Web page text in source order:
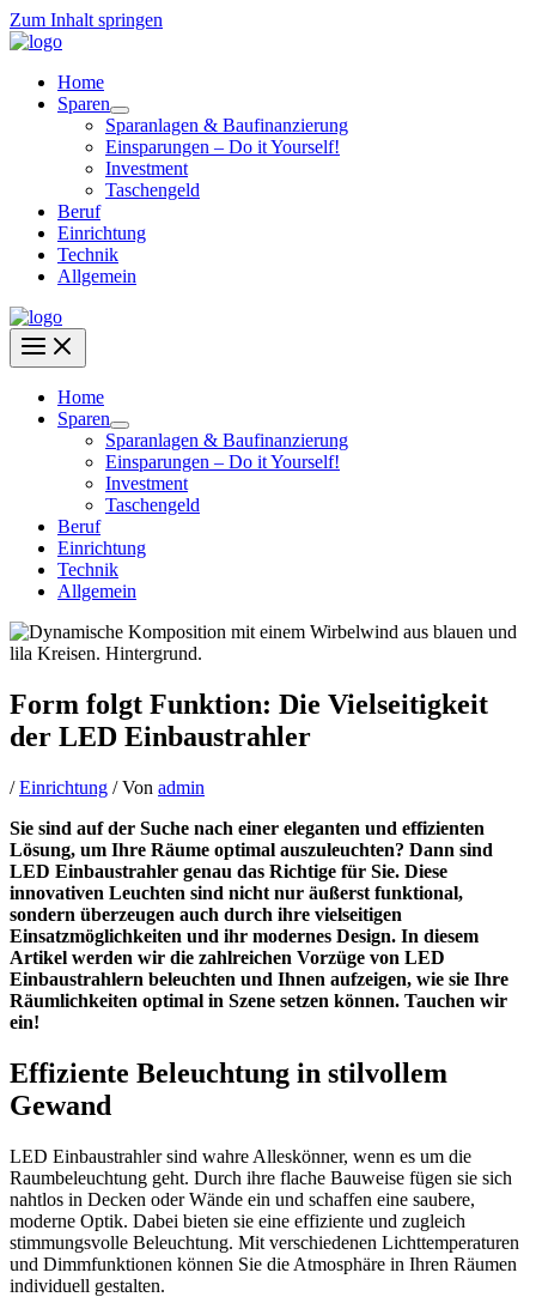
Zum Inhalt springen
Home
Sparen
Sparanlagen & Baufinanzierung
Einsparungen – Do it Yourself!
Investment
Taschengeld
Beruf
Einrichtung
Technik
Allgemein
Home
Sparen
Sparanlagen & Baufinanzierung
Einsparungen – Do it Yourself!
Investment
Taschengeld
Beruf
Einrichtung
Technik
Allgemein
Form folgt Funktion: Die Vielseitigkeit
der LED Einbaustrahler
/Einrichtung / Von admin
Sie sind auf der Suche nach einer eleganten und effizienten
Lösung, um Ihre Räume optimal auszuleuchten? Dann sind
LED Einbaustrahler genau das Richtige für Sie. Diese
innovativen Leuchten sind nicht nur äußerst funktional,
sondern überzeugen auch durch ihre vielseitigen
Einsatzmöglichkeiten und ihr modernes Design. In diesem
Artikel werden wir die zahlreichen Vorzüge von LED
Einbaustrahlern beleuchten und Ihnen aufzeigen, wie sie Ihre
Räumlichkeiten optimal in Szene setzen können. Tauchen wir
ein!
Effiziente Beleuchtung in stilvollem
Gewand
LED Einbaustrahler sind wahre Alleskönner, wenn es um die
Raumbeleuchtung geht. Durch ihre flache Bauweise fügen sie sich
nahtlos in Decken oder Wände ein und schaffen eine saubere,
moderne Optik. Dabei bieten sie eine effiziente und zugleich
stimmungsvolle Beleuchtung. Mit verschiedenen Lichttemperaturen
und Dimmfunktionen können Sie die Atmosphäre in Ihren Räumen
individuell gestalten.